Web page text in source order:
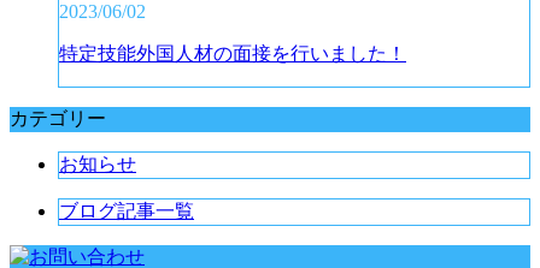
2023/06/02
特定技能外国人材の面接を行いました！
カテゴリー
お知らせ
ブログ記事一覧